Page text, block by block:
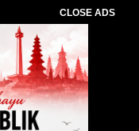
CLOSE ADS